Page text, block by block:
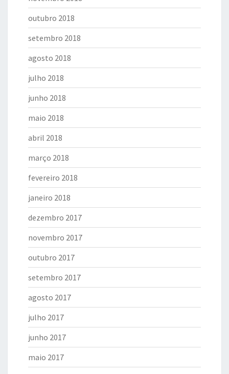
outubro 2018
setembro 2018
agosto 2018
julho 2018
junho 2018
maio 2018
abril 2018
março 2018
fevereiro 2018
janeiro 2018
dezembro 2017
novembro 2017
outubro 2017
setembro 2017
agosto 2017
julho 2017
junho 2017
maio 2017